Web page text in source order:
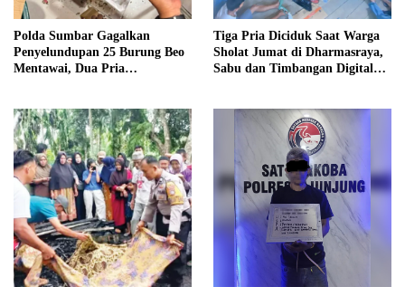
Polda Sumbar Gagalkan
Penyelundupan 25 Burung Beo
Mentawai, Dua Pria
Tiga Pria Diciduk Saat Warga
Sholat Jumat di Dharmasraya,
Sabu dan Timbangan Digital